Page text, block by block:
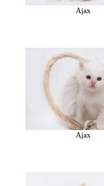
Ajax
Ajax